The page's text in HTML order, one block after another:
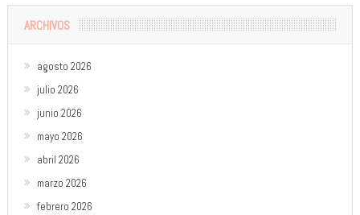
ARCHIVOS
agosto 2026
julio 2026
junio 2026
mayo 2026
abril 2026
marzo 2026
febrero 2026